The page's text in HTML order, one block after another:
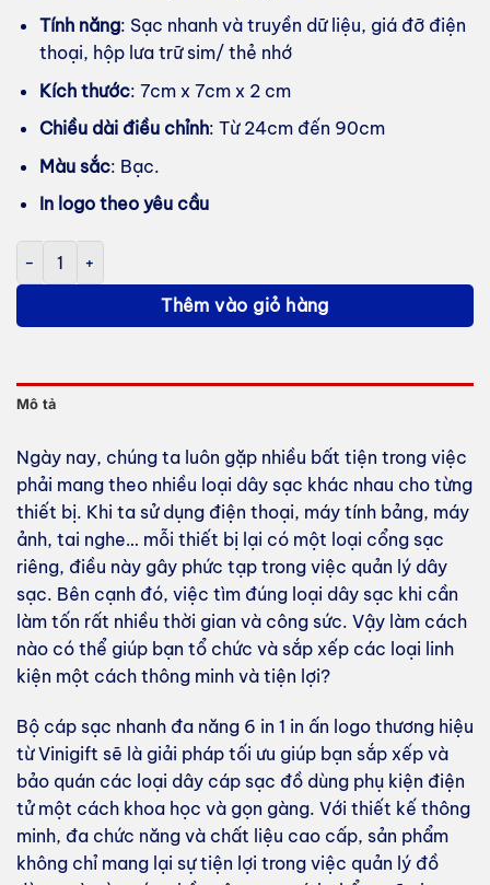
Tính năng: Sạc nhanh và truyền dữ liệu, giá đỡ điện
thoại, hộp lưa trữ sim/ thẻ nhớ
Kích thước: 7cm x 7cm x 2 cm
Chiều dài điều chỉnh: Từ 24cm đến 90cm
Màu sắc: Bạc.
In logo theo yêu cầu
Bộ cáp sạc nhanh cao cấp đa năng 6 in 1 in ấn logo thương hiệu
Thêm vào giỏ hàng
Mô tả
Ngày nay, chúng ta luôn gặp nhiều bất tiện trong việc
phải mang theo nhiều loại dây sạc khác nhau cho từng
thiết bị. Khi ta sử dụng điện thoại, máy tính bảng, máy
ảnh, tai nghe… mỗi thiết bị lại có một loại cổng sạc
riêng, điều này gây phức tạp trong việc quản lý dây
sạc. Bên cạnh đó, việc tìm đúng loại dây sạc khi cần
làm tốn rất nhiều thời gian và công sức. Vậy làm cách
nào có thể giúp bạn tổ chức và sắp xếp các loại linh
kiện một cách thông minh và tiện lợi?
Bộ cáp sạc nhanh đa năng 6 in 1 in ấn logo thương hiệu
từ Vinigift sẽ là giải pháp tối ưu giúp bạn sắp xếp và
bảo quán các loại dây cáp sạc đồ dùng phụ kiện điện
tử một cách khoa học và gọn gàng. Với thiết kế thông
minh, đa chức năng và chất liệu cao cấp, sản phẩm
không chỉ mang lại sự tiện lợi trong việc quản lý đồ